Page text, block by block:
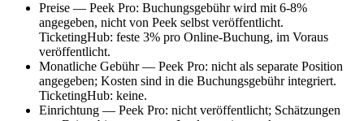
Preise — Peek Pro: Buchungsgebühr wird mit 6-8%
angegeben, nicht von Peek selbst veröffentlicht.
TicketingHub: feste 3% pro Online-Buchung, im Voraus
veröffentlicht.
Monatliche Gebühr — Peek Pro: nicht als separate Position
angegeben; Kosten sind in die Buchungsgebühr integriert.
TicketingHub: keine.
Einrichtung — Peek Pro: nicht veröffentlicht; Schätzungen